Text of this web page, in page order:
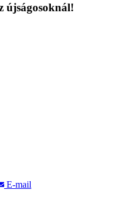
újságosoknál!
E-mail